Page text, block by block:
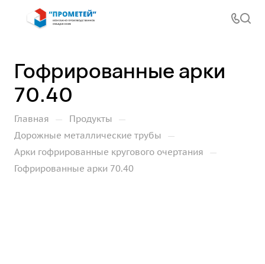
Гофрированные арки
70.40
Главная — Продукты —
Дорожные металлические трубы —
Арки гофрированные кругового очертания —
Гофрированные арки 70.40